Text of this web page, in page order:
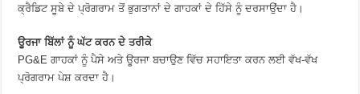
ਕ੍ਰੈਡਿਟ ਸੂਬੇ ਦੇ ਪ੍ਰੋਗਰਾਮ ਤੋਂ ਭੁਗਤਾਨਾਂ ਦੇ ਗਾਹਕਾਂ ਦੇ ਹਿੱਸੇ ਨੂੰ ਦਰਸਾਉਂਦਾ ਹੈ।
ਊਰਜਾ ਬਿੱਲਾਂ ਨੂੰ ਘੱਟ ਕਰਨ ਦੇ ਤਰੀਕੇ
PG&E ਗਾਹਕਾਂ ਨੂੰ ਪੈਸੇ ਅਤੇ ਊਰਜਾ ਬਚਾਉਣ ਵਿੱਚ ਸਹਾਇਤਾ ਕਰਨ ਲਈ ਵੱਖ-ਵੱਖ
ਪ੍ਰੋਗਰਾਮ ਪੇਸ਼ ਕਰਦਾ ਹੈ।